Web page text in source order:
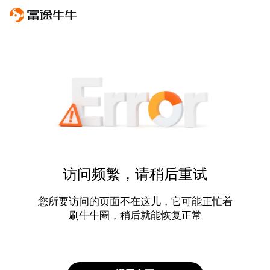
访问频繁，请稍后重试
您所要访问的页面不在这儿，它可能正忙着
刷牛牛圈，稍后就能恢复正常